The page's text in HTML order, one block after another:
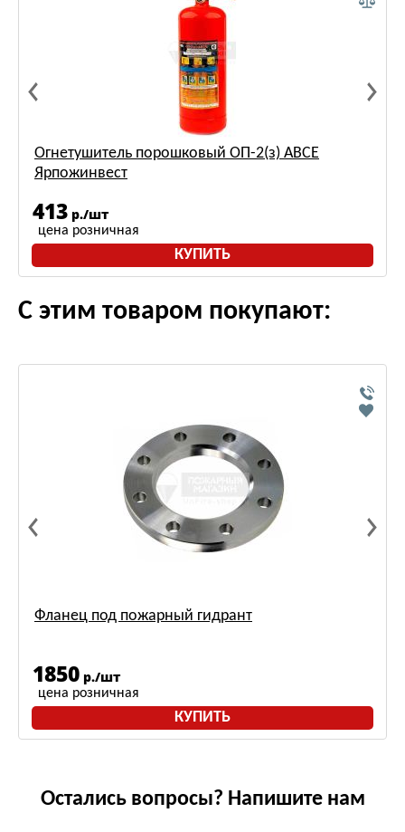
Огнетушитель порошковый ОП-2(з) АВСЕ
Ярпожинвест
413 р./шт
цена розничная
КУПИТЬ
С этим товаром покупают:
Фланец под пожарный гидрант
1850 р./шт
цена розничная
КУПИТЬ
Остались вопросы? Напишите нам